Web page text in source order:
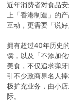
Body
近年消费者对食品
上「香港制造」的
互动，更需要「说好
拥有超过40年历史
馔，以及「不添加
美食，不仅追求弹
引不少政商界名人
极扩充业务，由小
际。